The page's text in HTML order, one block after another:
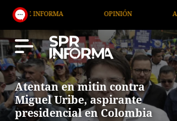
ARTÍCULOS
Atentan en mitin contra
Miguel Uribe, aspirante
presidencial en Colombia